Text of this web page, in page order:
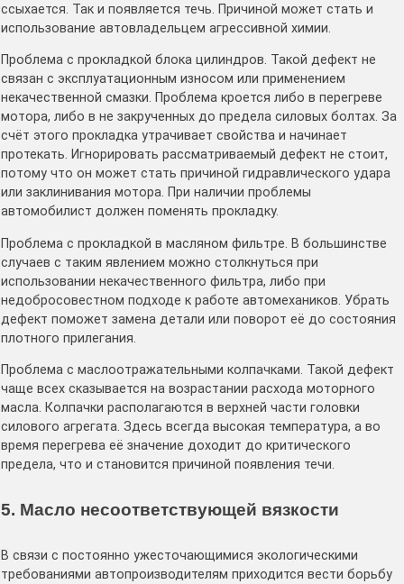
ссыхается. Так и появляется течь. Причиной может стать и
использование автовладельцем агрессивной химии.
Проблема с прокладкой блока цилиндров. Такой дефект не
связан с эксплуатационным износом или применением
некачественной смазки. Проблема кроется либо в перегреве
мотора, либо в не закрученных до предела силовых болтах. За
счёт этого прокладка утрачивает свойства и начинает
протекать. Игнорировать рассматриваемый дефект не стоит,
потому что он может стать причиной гидравлического удара
или заклинивания мотора. При наличии проблемы
автомобилист должен поменять прокладку.
Проблема с прокладкой в масляном фильтре. В большинстве
случаев с таким явлением можно столкнуться при
использовании некачественного фильтра, либо при
недобросовестном подходе к работе автомехаников. Убрать
дефект поможет замена детали или поворот её до состояния
плотного прилегания.
Проблема с маслоотражательными колпачками. Такой дефект
чаще всех сказывается на возрастании расхода моторного
масла. Колпачки располагаются в верхней части головки
силового агрегата. Здесь всегда высокая температура, а во
время перегрева её значение доходит до критического
предела, что и становится причиной появления течи.
5. Масло несоответствующей вязкости
В связи с постоянно ужесточающимися экологическими
требованиями автопроизводителям приходится вести борьбу